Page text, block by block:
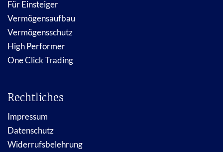
Für Einsteiger
Vermögensaufbau
Vermögensschutz
High Performer
One Click Trading
Rechtliches
Impressum
Datenschutz
Widerrufsbelehrung